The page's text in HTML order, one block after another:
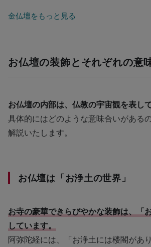
金仏壇をもっと見る
お仏壇の装飾とそれぞれの意
お仏壇の内部は、仏教の宇宙観を表し
具体的にはどのような意味合いがある
解説いたします。
お仏壇は「お浄土の世界」
お寺の豪華できらびやかな装飾は、「
しています。
阿弥陀経には、「お浄土には楼閣があ